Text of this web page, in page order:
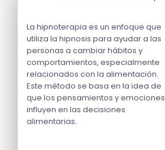
La hipnoterapia es un enfoque que
utiliza la hipnosis para ayudar a las
personas a cambiar hábitos y
comportamientos, especialmente
relacionados con la alimentación.
Este método se basa en la idea de
que los pensamientos y emociones
influyen en las decisiones
alimentarias.